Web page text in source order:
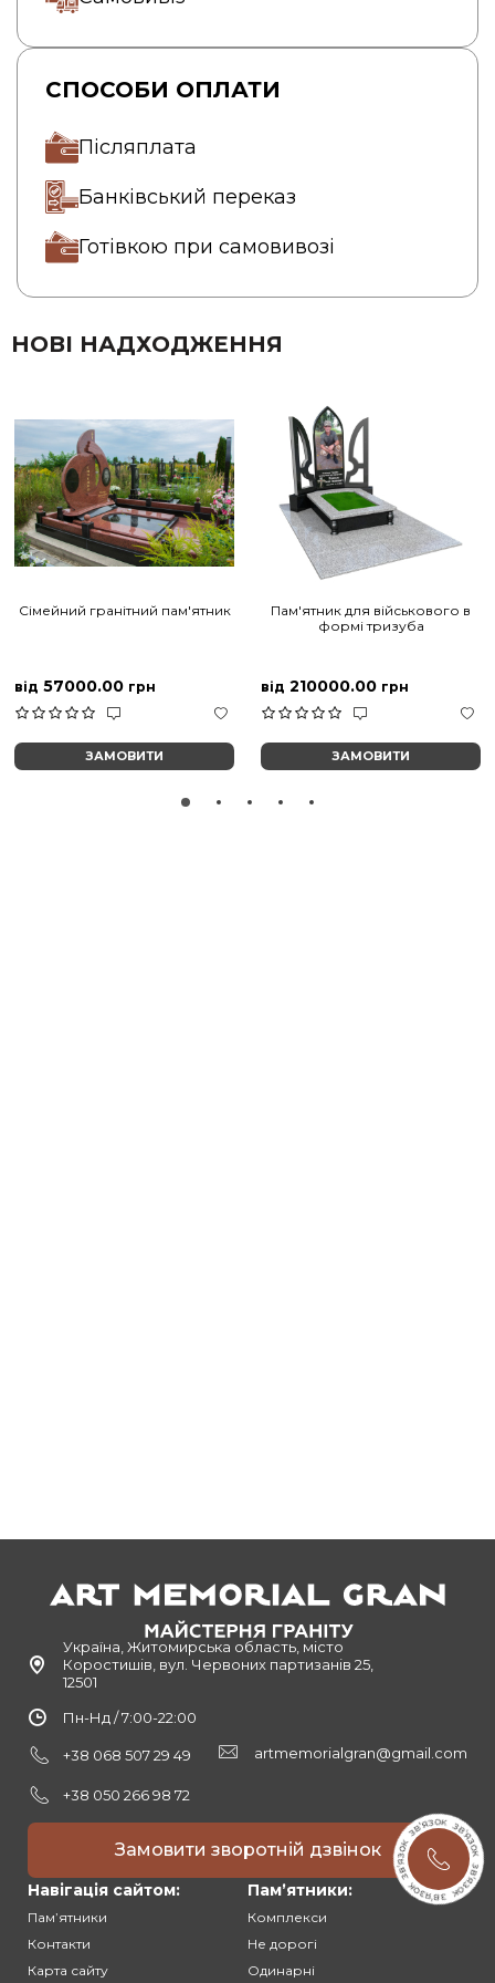
СПОСОБИ ОПЛАТИ
Післяплата
Банківський переказ
Готівкою при самовивозі
НОВІ НАДХОДЖЕННЯ
Сімейний гранітний пам'ятник
від 57000.00 грн
ЗАМОВИТИ
Пам'ятник для військового в
формі тризуба
від 210000.00 грн
ЗАМОВИТИ
Україна, Житомирська область, місто
Коростишів, вул. Червоних партизанів 25,
12501
Пн-Нд / 7:00-22:00
+38 068 507 29 49
+38 050 266 98 72
artmemorialgran@gmail.com
Замовити зворотній дзвінок
Навігація сайтом:
Памʼятники
Контакти
Карта сайту
Памʼятники:
Комплекси
Не дорогі
Одинарні